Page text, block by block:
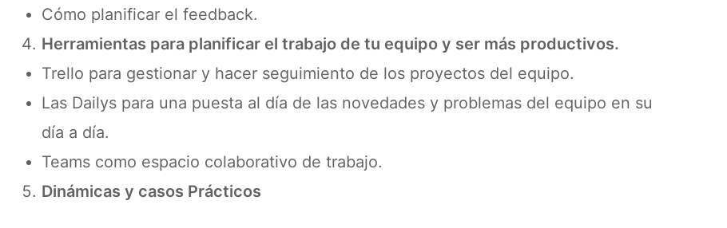
Cómo planificar el feedback.
Herramientas para planificar el trabajo de tu equipo y ser más productivos.
Trello para gestionar y hacer seguimiento de los proyectos del equipo.
Las Dailys para una puesta al día de las novedades y problemas del equipo en su
día a día.
Teams como espacio colaborativo de trabajo.
Dinámicas y casos Prácticos